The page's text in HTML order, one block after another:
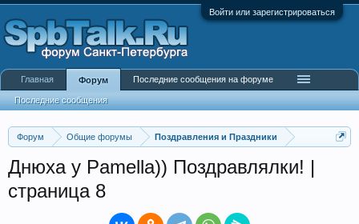
Войти или зарегистрироваться
Форум Общие форумы Поздравления и Праздники
Днюха у Pamella)) Поздравлялки! |
страница 8
Главная Форум
Последние сообщения
Последние сообщения на форуме